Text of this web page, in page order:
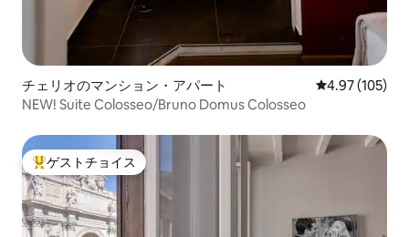
チェリオのマンション・アパート レビュー105
4.97 (105)
NEW! Suite Colosseo/Bruno Domus Colosseo
大好評のゲストチョイスです。
ゲストチョイス